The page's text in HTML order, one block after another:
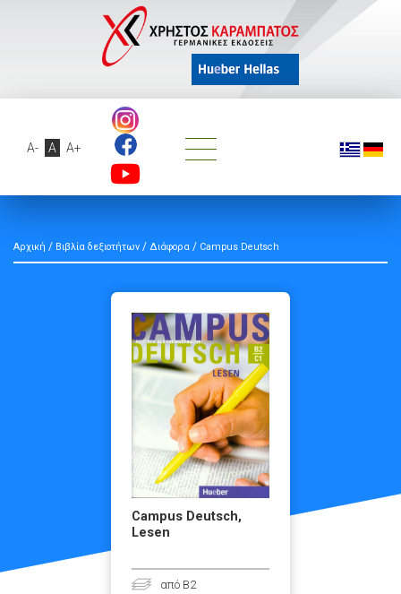
A- A A+
Αρχική / Βιβλία δεξιοτήτων / Διάφορα / Campus Deutsch
Campus Deutsch,
Lesen
από B2